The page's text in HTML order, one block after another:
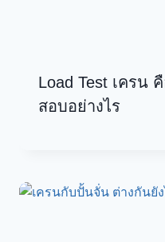
Load Test เครน
สอบอย่างไร